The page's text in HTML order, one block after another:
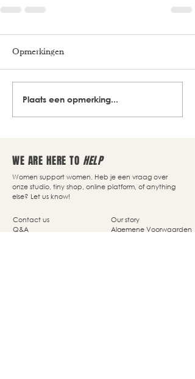
Opmerkingen
Plaats een opmerking...
WE ARE HERE TO HELP
Women support women. Heb je een vraag over
onze studio, tiny shop, online platform, of anything
else? Let us know!
Our story
Algemene Voorwaarden
Contact us
Q&A